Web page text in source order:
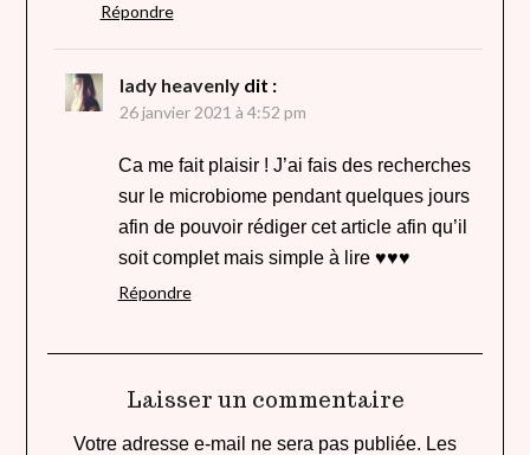
Répondre
lady heavenly dit :
26 janvier 2021 à 4:52 pm
Ca me fait plaisir ! J’ai fais des recherches
sur le microbiome pendant quelques jours
afin de pouvoir rédiger cet article afin qu’il
soit complet mais simple à lire ♥♥♥
Répondre
Laisser un commentaire
Votre adresse e-mail ne sera pas publiée. Les